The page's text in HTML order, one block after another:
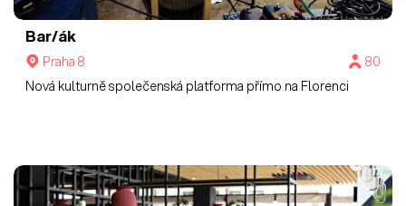
Bar/ák
Praha 8
80
Nová kulturně společenská platforma přímo na Florenci